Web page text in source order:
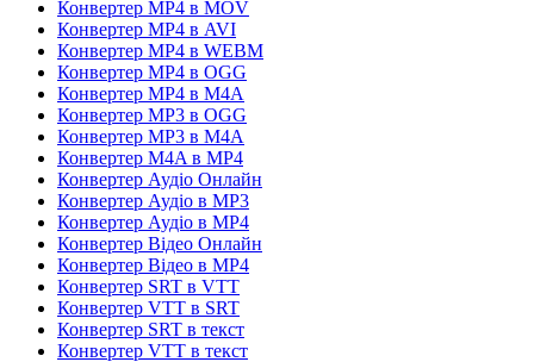
Конвертер MP4 в MOV
Конвертер MP4 в AVI
Конвертер MP4 в WEBM
Конвертер MP4 в OGG
Конвертер MP4 в M4A
Конвертер MP3 в OGG
Конвертер MP3 в M4A
Конвертер M4A в MP4
Конвертер Аудіо Онлайн
Конвертер Аудіо в MP3
Конвертер Аудіо в MP4
Конвертер Відео Онлайн
Конвертер Відео в MP4
Конвертер SRT в VTT
Конвертер VTT в SRT
Конвертер SRT в текст
Конвертер VTT в текст